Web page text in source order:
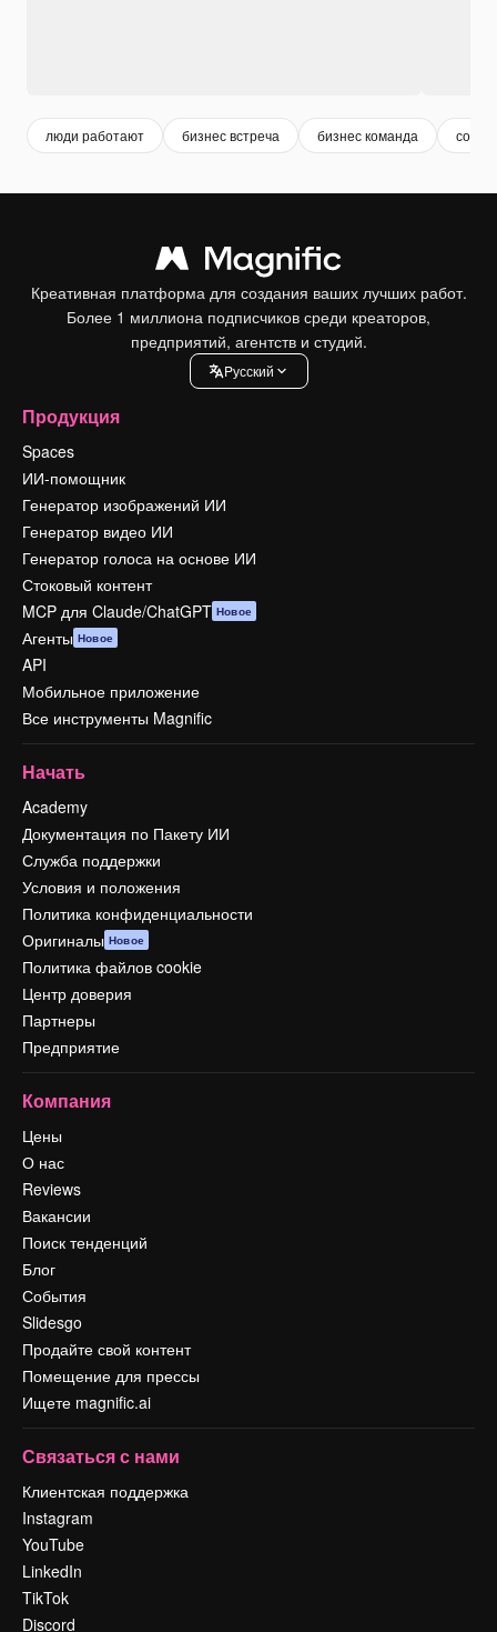
люди работают бизнес встреча бизнес команда
Креативная платформа для создания ваших лучших работ.
Более 1 миллиона подписчиков среди креаторов,
предприятий, агентств и студий.
Pусский
Продукция
Spaces
ИИ-помощник
Генератор изображений ИИ
Генератор видео ИИ
Генератор голоса на основе ИИ
Стоковый контент
MCP для Claude/ChatGPT Новое
Агенты Новое
API
Мобильное приложение
Все инструменты Magnific
Начать
Academy
Документация по Пакету ИИ
Служба поддержки
Условия и положения
Политика конфиденциальности
Оригиналы Новое
Политика файлов cookie
Центр доверия
Партнеры
Предприятие
Компания
Цены
О нас
Reviews
Вакансии
Поиск тенденций
Блог
События
Slidesgo
Продайте свой контент
Помещение для прессы
Ищете magnific.ai
Связаться с нами
Клиентская поддержка
Instagram
YouTube
LinkedIn
TikTok
Discord